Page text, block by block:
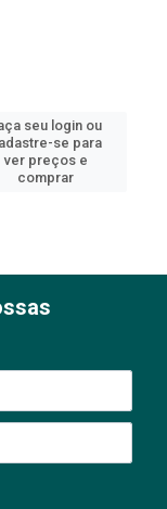
seu login ou
se para
ver preços e
comprar